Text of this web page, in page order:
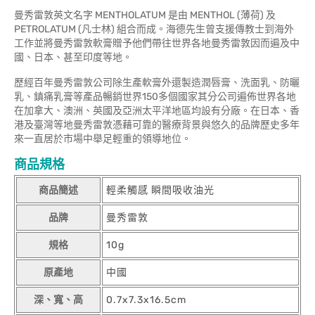
曼秀雷敦英文名字 MENTHOLATUM 是由 MENTHOL (薄荷) 及
PETROLATUM (凡士林) 組合而成。海德先生曾支援傳教士到海外
工作並將曼秀雷敦軟膏贈予他們帶往世界各地曼秀雷敦因而遍及中
國、日本、甚至印度等地。
歷經百年曼秀雷敦公司除生產軟膏外還製造潤唇膏、洗面乳、防曬
乳、鎮痛乳膏等產品暢銷世界150多個國家其分公司遍佈世界各地
在加拿大、澳洲、英國及亞洲太平洋地區均設有分廠。在日本、香
港及臺灣等地曼秀雷敦憑藉可靠的醫療背景與悠久的品牌歷史多年
來一直居於市場中舉足輕重的領導地位。
商品規格
商品簡述 輕柔觸感 瞬間吸收油光
品牌 曼秀雷敦
規格 10g
原產地 中國
深、寬、高 0.7x7.3x16.5cm